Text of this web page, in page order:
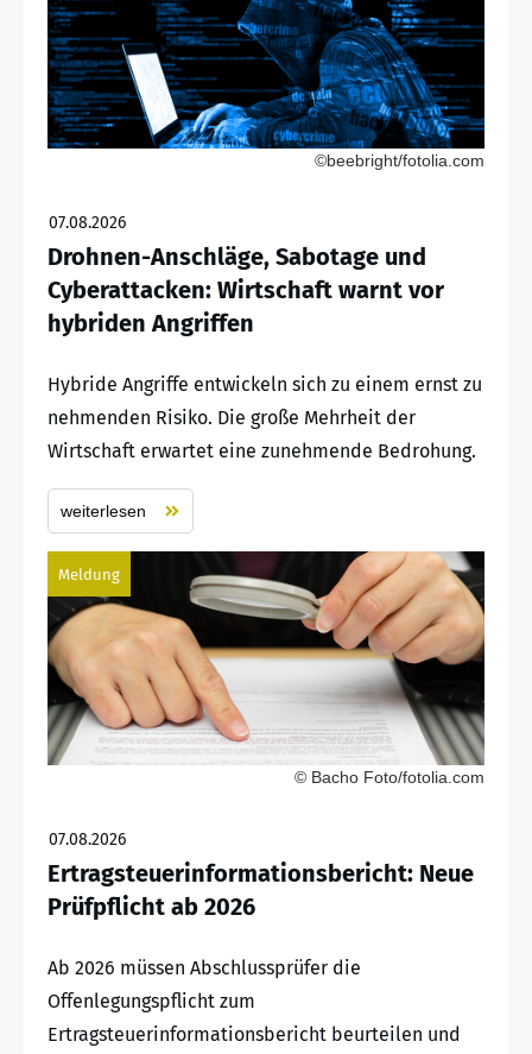
©beebright/fotolia.com
07.08.2026
Drohnen-Anschläge, Sabotage und
Cyberattacken: Wirtschaft warnt vor
hybriden Angriffen
Hybride Angriffe entwickeln sich zu einem ernst zu
nehmenden Risiko. Die große Mehrheit der
Wirtschaft erwartet eine zunehmende Bedrohung.
weiterlesen
Meldung
© Bacho Foto/fotolia.com
07.08.2026
Ertragsteuerinformationsbericht: Neue
Prüfpflicht ab 2026
Ab 2026 müssen Abschlussprüfer die
Offenlegungspflicht zum
Ertragsteuerinformationsbericht beurteilen und